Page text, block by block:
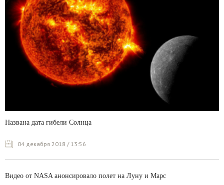
Названа дата гибели Солнца
04 декабря 2018 / 13:56
Видео от NASA анонсировало полет на Луну и Марс